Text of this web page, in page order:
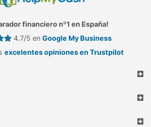
financiero nº1 en España!
4.7/5 en Google My Business
excelentes opiniones en Trustpilot